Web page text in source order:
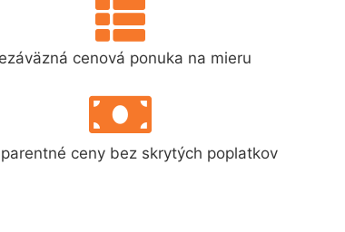
cenová ponuka na mieru
ceny bez skrytých poplatkov